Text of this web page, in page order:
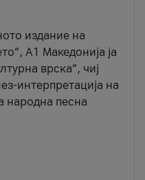
издание на
А1 Македонија ја
врска“, чиј
интерпретација на
народна песна